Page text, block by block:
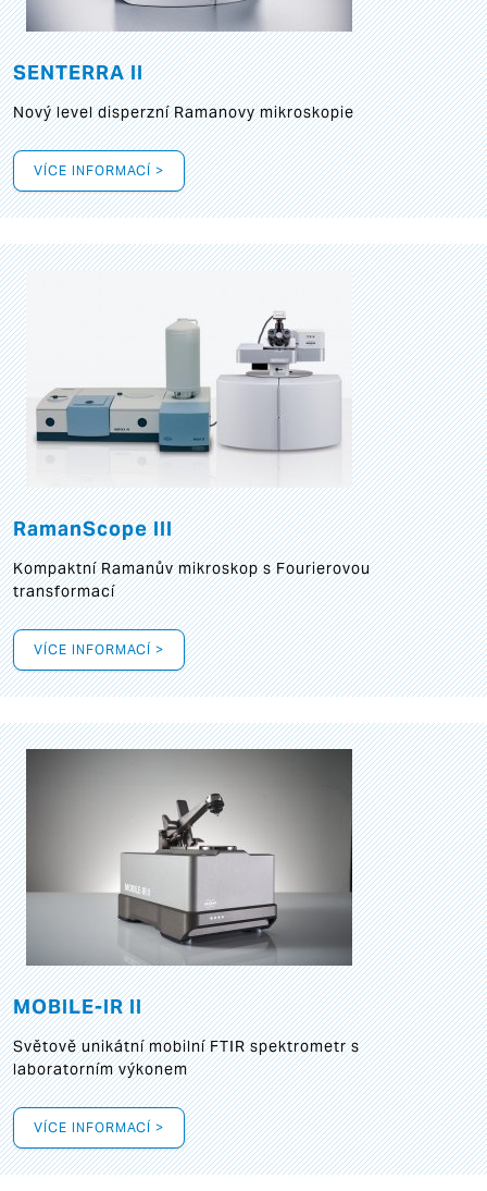
SENTERRA II
Nový level disperzní Ramanovy mikroskopie
VÍCE INFORMACÍ >
RamanScope III
Kompaktní Ramanův mikroskop s Fourierovou
transformací
VÍCE INFORMACÍ >
MOBILE-IR II
Světově unikátní mobilní FTIR spektrometr s
laboratorním výkonem
VÍCE INFORMACÍ >